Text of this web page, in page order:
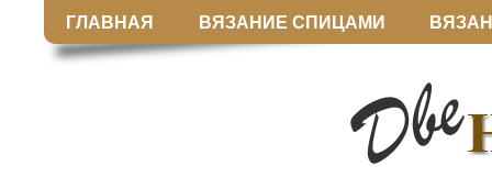
ГЛАВНАЯ ВЯЗАНИЕ СПИЦАМИ